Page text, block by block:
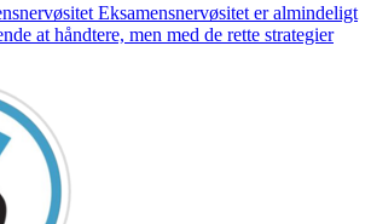
Eksamensnervøsitet er almindeligt
at håndtere, men med de rette strategier